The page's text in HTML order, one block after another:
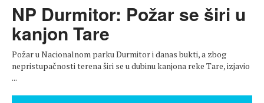
NP Durmitor: Požar se širi u
kanjon Tare
Požar u Nacionalnom parku Durmitor i danas bukti, a zbog
nepristupačnosti terena širi se u dubinu kanjona reke Tare, izjavio
...